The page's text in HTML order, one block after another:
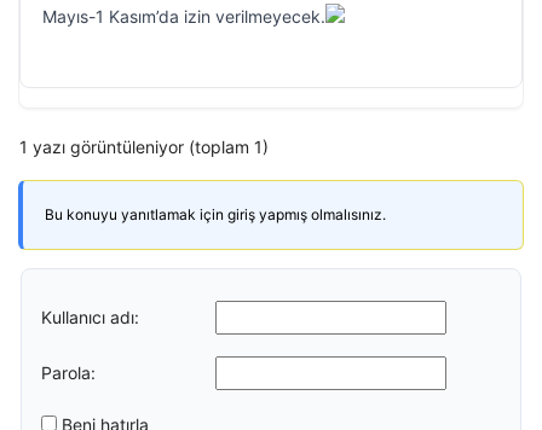
Mayıs-1 Kasım’da izin verilmeyecek.
1 yazı görüntüleniyor (toplam 1)
Bu konuyu yanıtlamak için giriş yapmış olmalısınız.
Kullanıcı adı:
Parola:
Beni hatırla